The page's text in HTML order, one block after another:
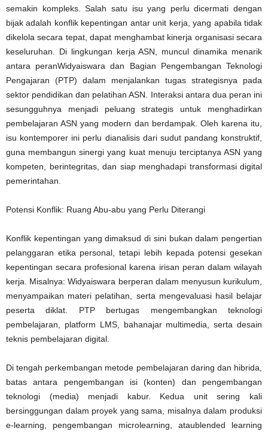
semakin kompleks. Salah satu isu yang perlu dicermati dengan
bijak adalah konflik kepentingan antar unit kerja, yang apabila tidak
dikelola secara tepat, dapat menghambat kinerja organisasi secara
keseluruhan. Di lingkungan kerja ASN, muncul dinamika menarik
antara peranWidyaiswara dan Bagian Pengembangan Teknologi
Pengajaran (PTP) dalam menjalankan tugas strategisnya pada
sektor pendidikan dan pelatihan ASN. Interaksi antara dua peran ini
sesungguhnya menjadi peluang strategis untuk menghadirkan
pembelajaran ASN yang modern dan berdampak. Oleh karena itu,
isu kontemporer ini perlu dianalisis dari sudut pandang konstruktif,
guna membangun sinergi yang kuat menuju terciptanya ASN yang
kompeten, berintegritas, dan siap menghadapi transformasi digital
pemerintahan.
Potensi Konflik: Ruang Abu-abu yang Perlu Diterangi
Konflik kepentingan yang dimaksud di sini bukan dalam pengertian
pelanggaran etika personal, tetapi lebih kepada potensi gesekan
kepentingan secara profesional karena irisan peran dalam wilayah
kerja. Misalnya: Widyaiswara berperan dalam menyusun kurikulum,
menyampaikan materi pelatihan, serta mengevaluasi hasil belajar
peserta diklat. PTP bertugas mengembangkan teknologi
pembelajaran, platform LMS, bahanajar multimedia, serta desain
teknis pembelajaran digital.
Di tengah perkembangan metode pembelajaran daring dan hibrida,
batas antara pengembangan isi (konten) dan pengembangan
teknologi (media) menjadi kabur. Kedua unit sering kali
bersinggungan dalam proyek yang sama, misalnya dalam produksi
e-learning, pengembangan microlearning, ataublended learning